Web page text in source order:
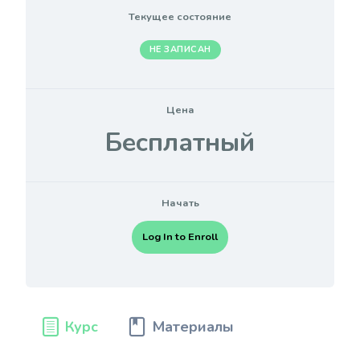
Текущее состояние
НЕ ЗАПИСАН
Цена
Бесплатный
Начать
Log In to Enroll
Курс Материалы